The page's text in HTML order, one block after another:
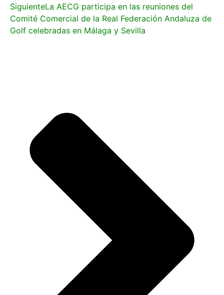
SiguienteLa AECG participa en las reuniones del
Comité Comercial de la Real Federación Andaluza de
Golf celebradas en Málaga y Sevilla